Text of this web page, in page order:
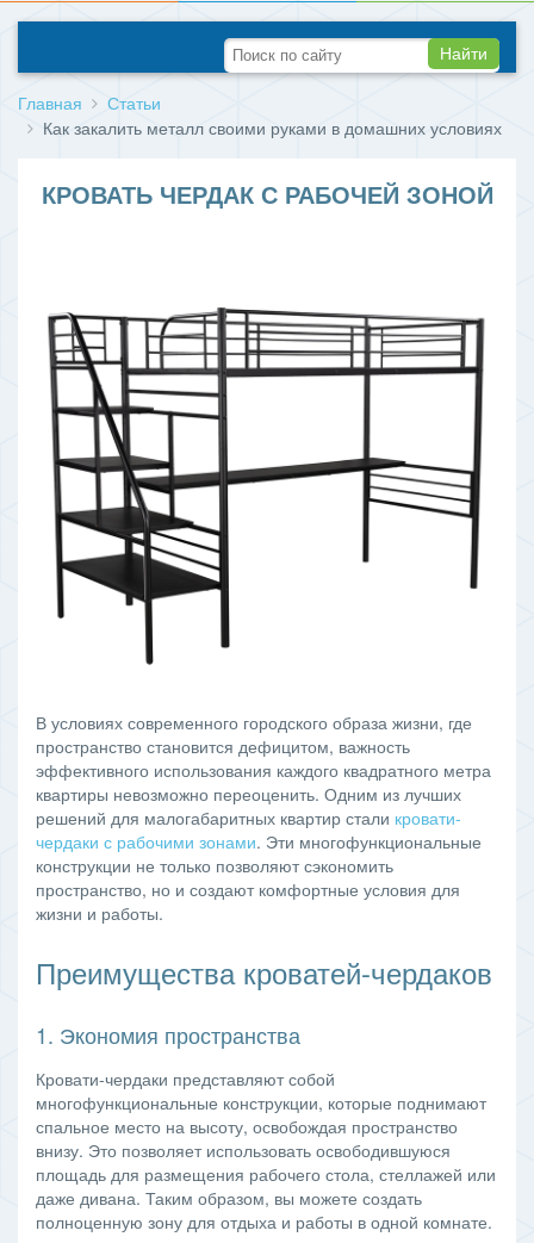
Найти
Главная
Статьи
Как закалить металл своими руками в домашних условиях
КРОВАТЬ ЧЕРДАК С РАБОЧЕЙ ЗОНОЙ
В условиях современного городского образа жизни, где
пространство становится дефицитом, важность
эффективного использования каждого квадратного метра
квартиры невозможно переоценить. Одним из лучших
решений для малогабаритных квартир стали кровати-
чердаки с рабочими зонами. Эти многофункциональные
конструкции не только позволяют сэкономить
пространство, но и создают комфортные условия для
жизни и работы.
Преимущества кроватей-чердаков
1. Экономия пространства
Кровати-чердаки представляют собой
многофункциональные конструкции, которые поднимают
спальное место на высоту, освобождая пространство
внизу. Это позволяет использовать освободившуюся
площадь для размещения рабочего стола, стеллажей или
даже дивана. Таким образом, вы можете создать
полноценную зону для отдыха и работы в одной комнате.